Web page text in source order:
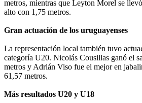
metros, mientras que Leyton Morel se
alto con 1,75 metros.
Gran actuación de los uruguayenses
La representación local también tuvo
categoría U20. Nicolás Cousillas ganó el
metros y Adrián Viso fue el mejor en
61,57 metros.
Más resultados U20 y U18